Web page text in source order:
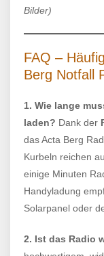
Bilder)
FAQ –
Berg Notfall
1. Wie lange
laden? Dank der
das Acta Berg
Kurbeln reichen
einige Minuten
Handyladung
Solarpanel oder
2. Ist das Radio